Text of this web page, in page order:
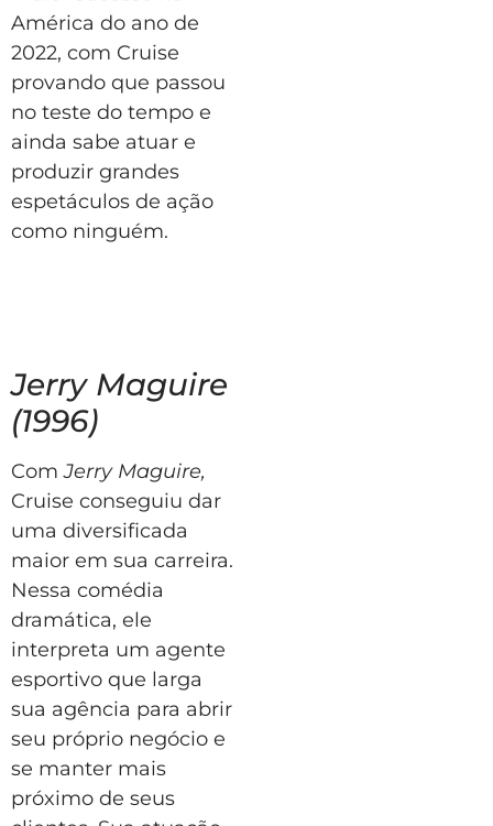
América do ano de
2022, com Cruise
provando que passou
no teste do tempo e
ainda sabe atuar e
produzir grandes
espetáculos de ação
como ninguém.
Jerry Maguire
(1996)
ComJerry Maguire,
Cruise conseguiu dar
uma diversificada
maior em sua carreira.
Nessa comédia
dramática, ele
interpreta um agente
esportivo que larga
sua agência para abrir
seu próprio negócio e
se manter mais
próximo de seus